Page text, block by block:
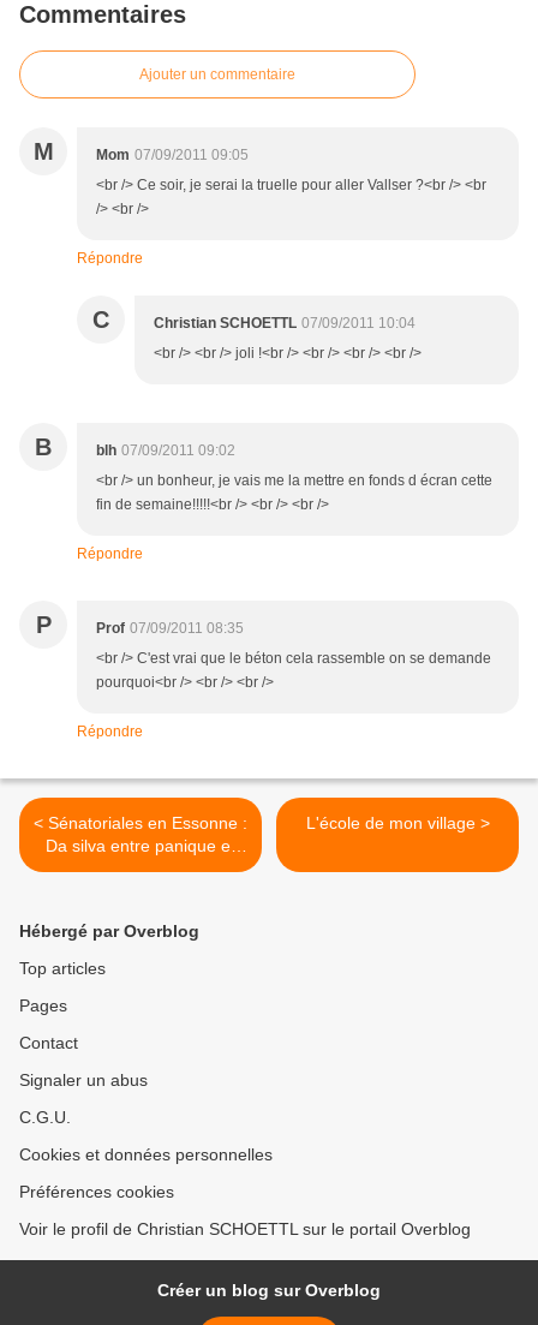
Commentaires
Ajouter un commentaire
M Mom 07/09/2011 09:05
<br /> Ce soir, je serai la truelle pour aller Vallser ?<br /> <br
/> <br />
Répondre
C Christian SCHOETTL 07/09/2011 10:04
<br /> <br /> joli !<br /> <br /> <br /> <br />
B blh 07/09/2011 09:02
<br /> un bonheur, je vais me la mettre en fonds d écran cette
fin de semaine!!!!!<br /> <br /> <br />
Répondre
P Prof 07/09/2011 08:35
<br /> C'est vrai que le béton cela rassemble on se demande
pourquoi<br /> <br /> <br />
Répondre
< Sénatoriales en Essonne :
Da silva entre panique et
ingratitude
L'école de mon village >
Hébergé par Overblog
Top articles
Pages
Contact
Signaler un abus
C.G.U.
Cookies et données personnelles
Préférences cookies
Voir le profil de Christian SCHOETTL sur le portail Overblog
Créer un blog sur Overblog